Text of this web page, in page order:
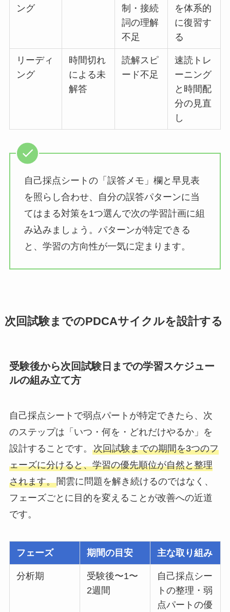
ング
制・接続
詞の理解
不足
を体系的
に復習す
る
リーディ
ング
時間切れ
による未
解答
読解スピ
ード不足
速読トレ
ーニング
と時間配
分の見直
し
自己採点シートの「誤答メモ」欄と早見表
を照らし合わせ、自分の誤答パターンに当
てはまる対策を1つ選んで次の学習計画に組
み込みましょう。パターンが特定できる
と、学習の方向性が一気に定まります。
次回試験までのPDCAサイクルを設計する
受験後から次回試験日までの学習スケジュー
ルの組み立て方
自己採点シートで弱点パートが特定できたら、次
のステップは「いつ・何を・どれだけやるか」を
設計することです。 次回試験までの期間を3つのフ
ェーズに分けると、学習の優先順位が自然と整理
されます。闇雲に問題を解き続けるのではなく、
フェーズごとに目的を変えることが改善への近道
です。
フェーズ 期間の目安 主な取り組み
分析期
受験後〜1〜
2週間
自己採点シー
トの整理・弱
点パートの優